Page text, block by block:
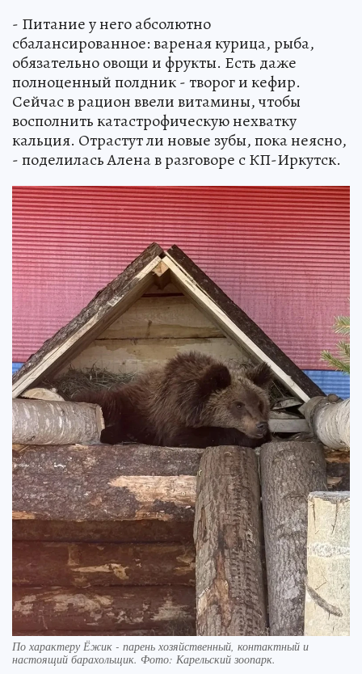
- Питание у него абсолютно
сбалансированное: вареная курица, рыба,
обязательно овощи и фрукты. Есть даже
полноценный полдник - творог и кефир.
Сейчас в рацион ввели витамины, чтобы
восполнить катастрофическую нехватку
кальция. Отрастут ли новые зубы, пока неясно,
- поделилась Алена в разговоре с КП-Иркутск.
По характеру Ёжик - парень хозяйственный, контактный и
настоящий барахольщик. Фото: Карельский зоопарк.